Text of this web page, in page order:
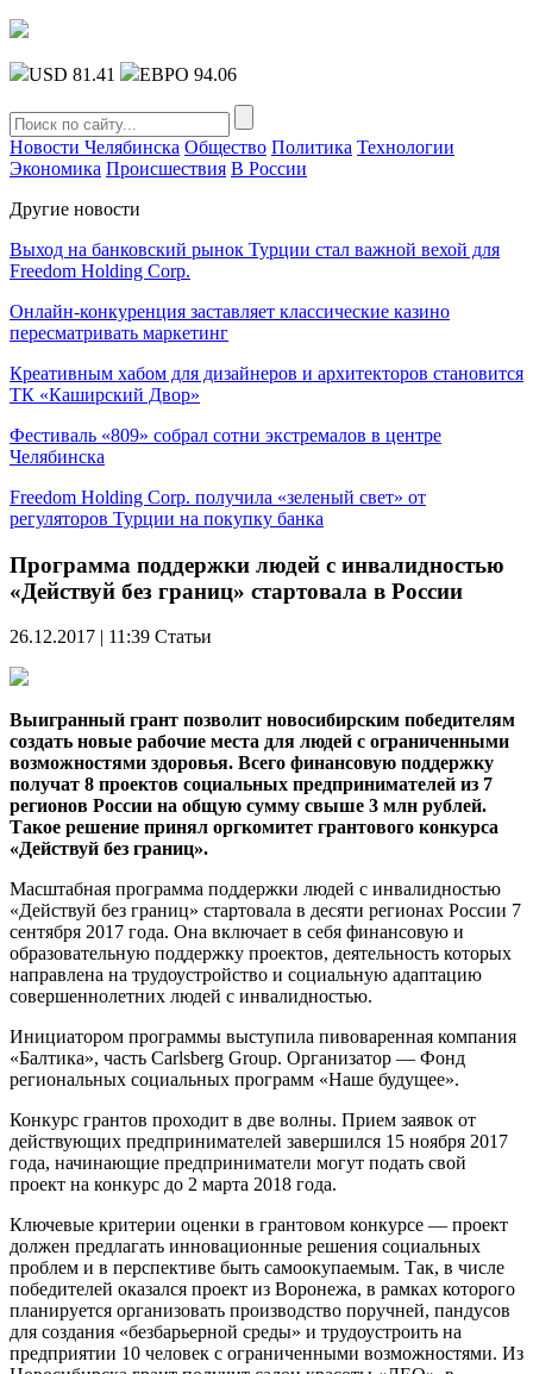
USD 81.41 ЕВРО 94.06
Новости Челябинска Общество Политика Технологии
Экономика Происшествия В России
Другие новости
Выход на банковский рынок Турции стал важной вехой для
Freedom Holding Corp.
Онлайн-конкуренция заставляет классические казино
пересматривать маркетинг
Креативным хабом для дизайнеров и архитекторов становится
ТК «Каширский Двор»
Фестиваль «809» собрал сотни экстремалов в центре
Челябинска
Freedom Holding Corp. получила «зеленый свет» от
регуляторов Турции на покупку банка
Программа поддержки людей с инвалидностью
«Действуй без границ» стартовала в России
26.12.2017 | 11:39 Статьи
Выигранный грант позволит новосибирским победителям
создать новые рабочие места для людей с ограниченными
возможностями здоровья. Всего финансовую поддержку
получат 8 проектов социальных предпринимателей из 7
регионов России на общую сумму свыше 3 млн рублей.
Такое решение принял оргкомитет грантового конкурса
«Действуй без границ».
Масштабная программа поддержки людей с инвалидностью
«Действуй без границ» стартовала в десяти регионах России 7
сентября 2017 года. Она включает в себя финансовую и
образовательную поддержку проектов, деятельность которых
направлена на трудоустройство и социальную адаптацию
совершеннолетних людей с инвалидностью.
Инициатором программы выступила пивоваренная компания
«Балтика», часть Carlsberg Group. Организатор — Фонд
региональных социальных программ «Наше будущее».
Конкурс грантов проходит в две волны. Прием заявок от
действующих предпринимателей завершился 15 ноября 2017
года, начинающие предприниматели могут подать свой
проект на конкурс до 2 марта 2018 года.
Ключевые критерии оценки в грантовом конкурсе — проект
должен предлагать инновационные решения социальных
проблем и в перспективе быть самоокупаемым. Так, в числе
победителей оказался проект из Воронежа, в рамках которого
планируется организовать производство поручней, пандусов
для создания «безбарьерной среды» и трудоустроить на
предприятии 10 человек с ограниченными возможностями. Из